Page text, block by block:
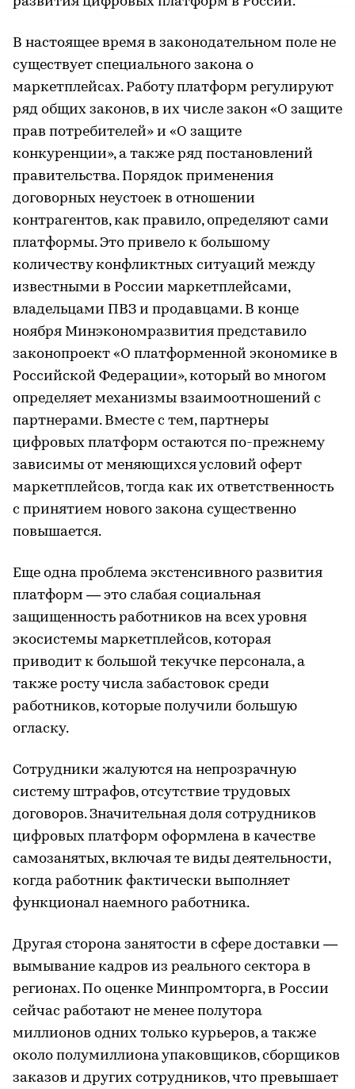
В настоящее время в законодательном поле не
существует специального закона о
маркетплейсах. Работу платформ регулируют
ряд общих законов, в их числе закон «О защите
прав потребителей» и «О защите
конкуренции», а также ряд постановлений
правительства. Порядок применения
договорных неустоек в отношении
контрагентов, как правило, определяют сами
платформы. Это привело к большому
количеству конфликтных ситуаций между
известными в России маркетплейсами,
владельцами ПВЗ и продавцами. В конце
ноября Минэкономразвития представило
законопроект «О платформенной экономике в
Российской Федерации», который во многом
определяет механизмы взаимоотношений с
партнерами. Вместе с тем, партнеры
цифровых платформ остаются по-прежнему
зависимы от меняющихся условий оферт
маркетплейсов, тогда как их ответственность
с принятием нового закона существенно
повышается.
Еще одна проблема экстенсивного развития
платформ — это слабая социальная
защищенность работников на всех уровня
экосистемы маркетплейсов, которая
приводит к большой текучке персонала, а
также росту числа забастовок среди
работников, которые получили большую
огласку.
Сотрудники жалуются на непрозрачную
систему штрафов, отсутствие трудовых
договоров. Значительная доля сотрудников
цифровых платформ оформлена в качестве
самозанятых, включая те виды деятельности,
когда работник фактически выполняет
функционал наемного работника.
Другая сторона занятости в сфере доставки —
вымывание кадров из реального сектора в
регионах. По оценке Минпромторга, в России
сейчас работают не менее полутора
миллионов одних только курьеров, а также
около полумиллиона упаковщиков, сборщиков
заказов и других сотрудников, что превышает